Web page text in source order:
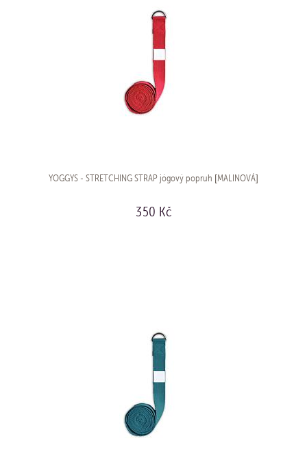
YOGGYS - STRETCHING STRAP jógový popruh [MALINOVÁ]
350 Kč